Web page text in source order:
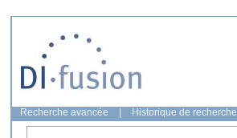
Recherche avancée Historique de recherche